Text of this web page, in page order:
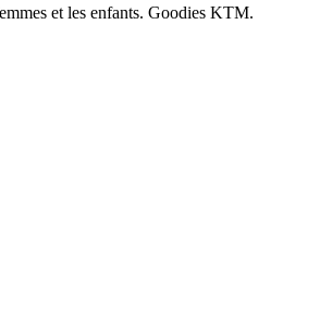
et les enfants. Goodies KTM.